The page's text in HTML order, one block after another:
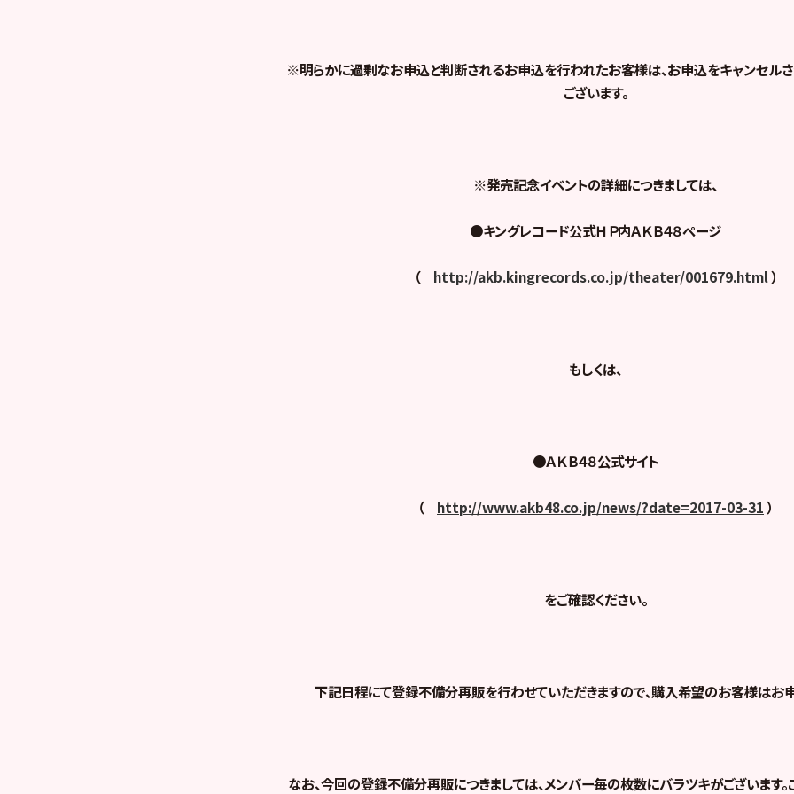
※明らかに過剰なお申込と判断されるお申込を行われたお客様は、お申込をキャンセル
ございます。
※発売記念イベントの詳細につきましては、
●キングレコード公式ＨＰ内ＡＫＢ４８ページ
（ http://akb.kingrecords.co.jp/theater/001679.html）
もしくは、
●ＡＫＢ４８公式サイト
（ http://www.akb48.co.jp/news/?date=2017-03-31）
をご確認ください。
下記日程にて登録不備分再販を行わせていただきますので、購入希望のお客様はお
なお、今回の登録不備分再販につきましては、メンバー毎の枚数にバラツキがございます